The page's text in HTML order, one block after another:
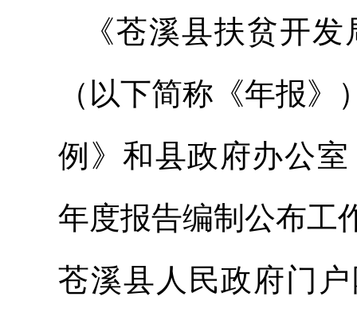
《苍溪县扶贫开
（以下简称《年报
例》和县政府办公
年度报告编制公布工
苍溪县人民政府门户